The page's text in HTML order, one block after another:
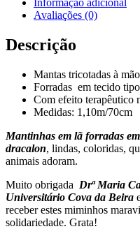
VIOLETA
Avaliações (0)
Descrição
Mantas tricotadas à
Forradas em tecido
Com efeito terapêutico
Medidas: 1,10m/70cm
Mantinhas em lã forradas
dracalon, lindas, coloridas,
animais adoram.
Muito obrigada Drª Maria
Universitário Cova da Beira
receber estes miminhos
solidariedade. Grata!